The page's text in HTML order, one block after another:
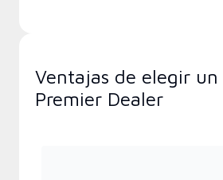
Ventajas de elegir un
Premier Dealer